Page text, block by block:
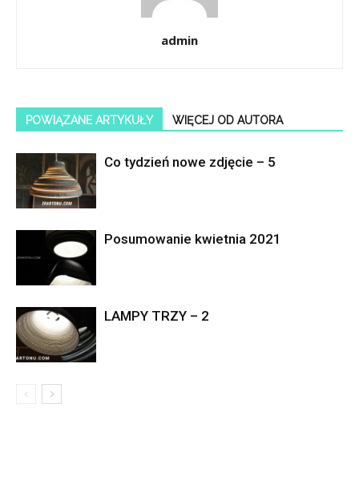
admin
POWIĄZANE ARTYKUŁY WIĘCEJ OD AUTORA
Co tydzień nowe zdjęcie – 5
Posumowanie kwietnia 2021
LAMPY TRZY – 2